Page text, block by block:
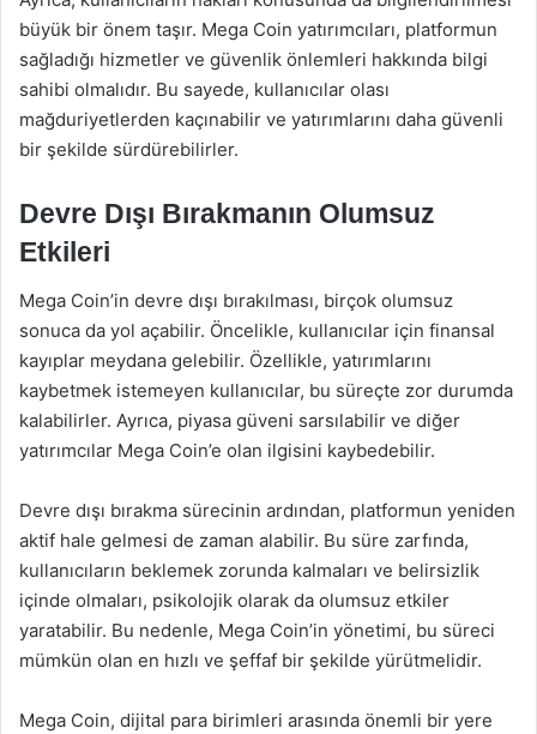
büyük bir önem taşır. Mega Coin yatırımcıları, platformun
sağladığı hizmetler ve güvenlik önlemleri hakkında bilgi
sahibi olmalıdır. Bu sayede, kullanıcılar olası
mağduriyetlerden kaçınabilir ve yatırımlarını daha güvenli
bir şekilde sürdürebilirler.
Devre Dışı Bırakmanın Olumsuz
Etkileri
Mega Coin’in devre dışı bırakılması, birçok olumsuz
sonuca da yol açabilir. Öncelikle, kullanıcılar için finansal
kayıplar meydana gelebilir. Özellikle, yatırımlarını
kaybetmek istemeyen kullanıcılar, bu süreçte zor durumda
kalabilirler. Ayrıca, piyasa güveni sarsılabilir ve diğer
yatırımcılar Mega Coin’e olan ilgisini kaybedebilir.
Devre dışı bırakma sürecinin ardından, platformun yeniden
aktif hale gelmesi de zaman alabilir. Bu süre zarfında,
kullanıcıların beklemek zorunda kalmaları ve belirsizlik
içinde olmaları, psikolojik olarak da olumsuz etkiler
yaratabilir. Bu nedenle, Mega Coin’in yönetimi, bu süreci
mümkün olan en hızlı ve şeffaf bir şekilde yürütmelidir.
Mega Coin, dijital para birimleri arasında önemli bir yere